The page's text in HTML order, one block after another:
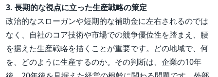
3. 長期的な視点に立った生産戦略の策定
政治的なスローガンや短期的な補助金に左右されるのでは
なく、自社のコア技術や市場での競争優位性を踏まえ、腰
を据えた生産戦略を描くことが重要です。どの地域で、何
を、どのように生産するのか。その判断は、企業の10年